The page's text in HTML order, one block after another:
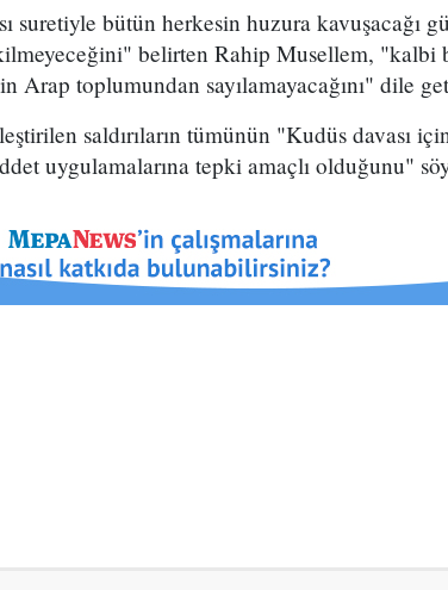
suretiyle bütün herkesin huzura kavuşacağı
belirten Rahip Musellem, "kalbi
Arap toplumundan sayılamayacağını" dile
saldırıların tümünün "Kudüs davası
uygulamalarına tepki amaçlı olduğunu"